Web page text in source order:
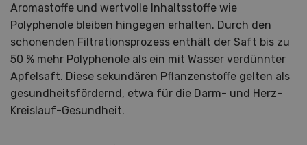
Aromastoffe und wertvolle Inhaltsstoffe wie
Polyphenole bleiben hingegen erhalten. Durch den
schonenden Filtrationsprozess enthält der Saft bis zu
50 % mehr Polyphenole als ein mit Wasser verdünnter
Apfelsaft. Diese sekundären Pflanzenstoffe gelten als
gesundheitsfördernd, etwa für die Darm- und Herz-
Kreislauf-Gesundheit.